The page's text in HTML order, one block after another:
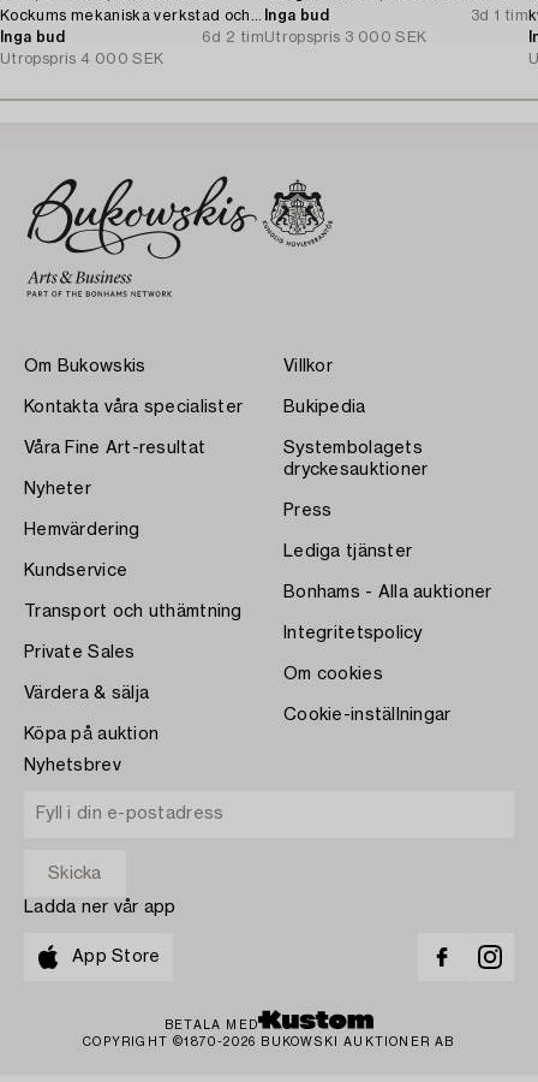
Kockums mekaniska verkstad och
AIT Snickeri.
Inga bud
6d 2 tim
Utropspris 4 000 SEK
Inga bud
3d 1 tim
Utropspris 3 000 SEK
Om Bukowskis
Kontakta våra specialister
Våra Fine Art-resultat
Nyheter
Hemvärdering
Kundservice
Transport och uthämtning
Private Sales
Värdera & sälja
Köpa på auktion
Villkor
Bukipedia
Systembolagets
dryckesauktioner
Press
Lediga tjänster
Bonhams - Alla auktioner
Integritetspolicy
Om cookies
Cookie-inställningar
Nyhetsbrev
Ladda ner vår app
App Store
BETALA MED
COPYRIGHT ©1870-2026 BUKOWSKI AUKTIONER AB